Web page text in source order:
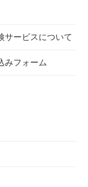
サービスについて
みフォーム